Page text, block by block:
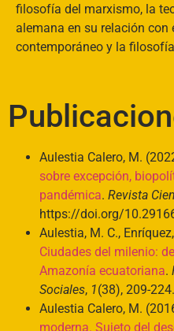
filosofía del marxismo, la
alemana en su relación con
contemporáneo y la
Aulestia Calero, M.
sobre excepción,
pandémica. Revista
https://doi.org/
Aulestia, M. C.,
Ciudades del milenio:
Amazonía ecuatoriana.
Sociales, 1(38), 209-224.
Aulestia Calero, M.
moderna. Sujeto del